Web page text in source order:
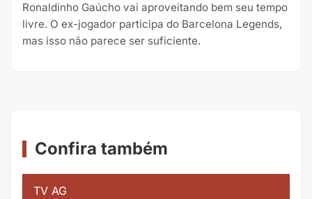
Ronaldinho Gaúcho vai aproveitando bem seu tempo
livre. O ex-jogador participa do Barcelona Legends,
mas isso não parece ser suficiente.
Confira também
TV AG